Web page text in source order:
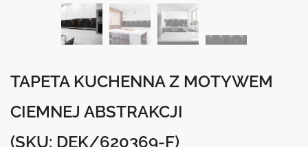
TAPETA KUCHENNA Z MOTYWEM
CIEMNEJ ABSTRAKCJI
(SKU: DEK/620369-F)